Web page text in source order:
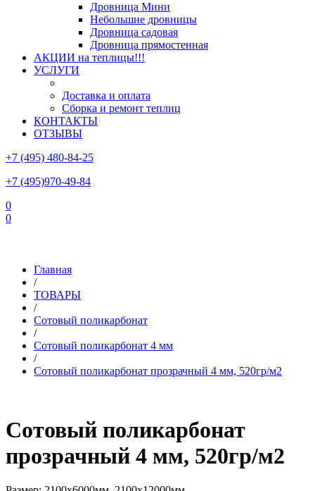
Дровница Мини
Небольшие дровницы
Дровница садовая
Дровница прямостенная
АКЦИИ на теплицы!!!
УСЛУГИ
Доставка и оплата
Сборка и ремонт теплиц
КОНТАКТЫ
ОТЗЫВЫ
+7 (495) 480-84-25
+7 (495)970-49-84
0
0
Главная
/
ТОВАРЫ
/
Сотовый поликарбонат
/
Сотовый поликарбонат 4 мм
/
Сотовый поликарбонат прозрачный 4 мм, 520гр/м2
Сотовый поликарбонат
прозрачный 4 мм, 520гр/м2